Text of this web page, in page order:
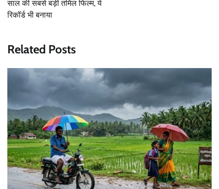
साल की सबसे बड़ी तमिल फिल्म, ये
रिकॉर्ड भी बनाया
Related Posts